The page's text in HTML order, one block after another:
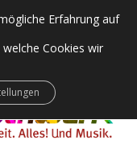
Erfahrung auf
Cookies wir